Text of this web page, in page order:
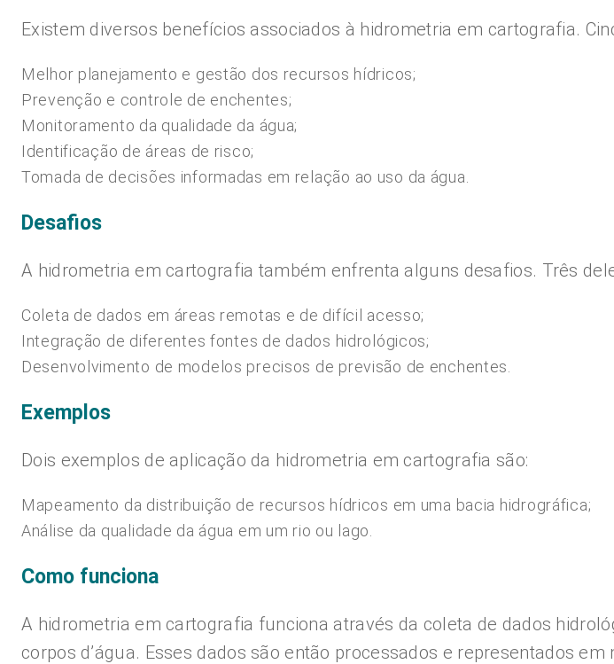
Existem diversos benefícios associados à hidrometria em cartografia.
Melhor planejamento e gestão dos recursos hídricos;
Prevenção e controle de enchentes;
Monitoramento da qualidade da água;
Identificação de áreas de risco;
Tomada de decisões informadas em relação ao uso da água.
Desafios
A hidrometria em cartografia também enfrenta alguns desafios. Três
Coleta de dados em áreas remotas e de difícil acesso;
Integração de diferentes fontes de dados hidrológicos;
Desenvolvimento de modelos precisos de previsão de enchentes.
Exemplos
Dois exemplos de aplicação da hidrometria em cartografia são:
Mapeamento da distribuição de recursos hídricos em uma bacia hidrográfica;
Análise da qualidade da água em um rio ou lago.
Como funciona
A hidrometria em cartografia funciona através da coleta de dados
corpos d’água. Esses dados são então processados e representados